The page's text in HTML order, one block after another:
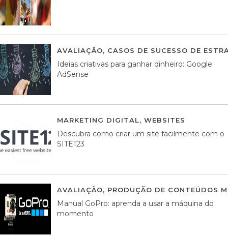
AVALIAÇÃO, CASOS DE SUCESSO DE
Ideias criativas para ganhar dinheiro: Google
AdSense
MARKETING DIGITAL, WEBSITES
Descubra como criar um site facilmente com o
SITE123
AVALIAÇÃO, PRODUÇÃO DE CONTEÚDOS
Manual GoPro: aprenda a usar a máquina do
momento